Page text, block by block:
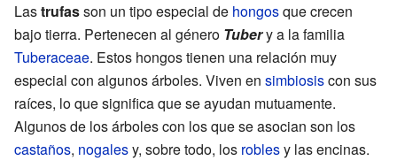
Lastrufasson un tipo especial de hongosque crecen
bajo tierra. Pertenecen al género Tubery a la familia
Tuberaceae. Estos hongos tienen una relación muy
especial con algunos árboles. Viven en simbiosiscon sus
raíces, lo que significa que se ayudan mutuamente.
Algunos de los árboles con los que se asocian son los
castaños, nogalesy, sobre todo, los roblesy las encinas.